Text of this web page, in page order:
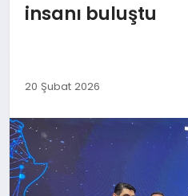
SOSYAL MEDYA
insanı buluştu
20 Şubat 2026